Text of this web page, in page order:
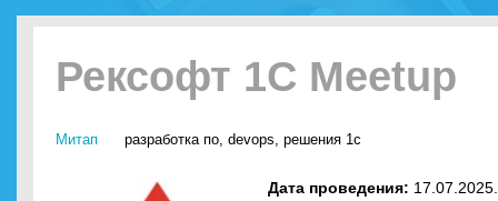
Рексофт 1C Meetup
Митап разработка по, devops, решения 1с
Дата проведения: